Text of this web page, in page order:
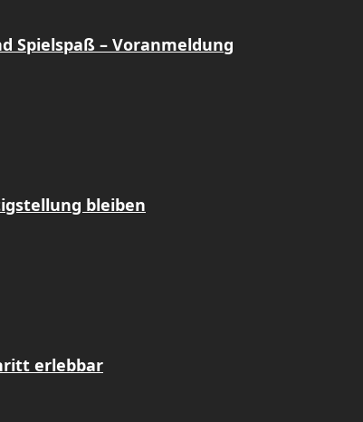
Spielspaß – Voranmeldung
bleiben
erlebbar